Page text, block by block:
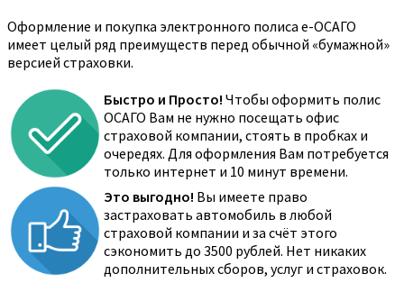
Оформление и покупка электронного полиса е-ОСАГО
имеет целый ряд преимуществ перед обычной «бумажной»
версией страховки.
Быстро и Просто! Чтобы оформить полис
ОСАГО Вам не нужно посещать офис
страховой компании, стоять в пробках и
очередях. Для оформления Вам потребуется
только интернет и 10 минут времени.
Это выгодно! Вы имеете право
застраховать автомобиль в любой
страховой компании и за счёт этого
сэкономить до 3500 рублей. Нет никаких
дополнительных сборов, услуг и страховок.